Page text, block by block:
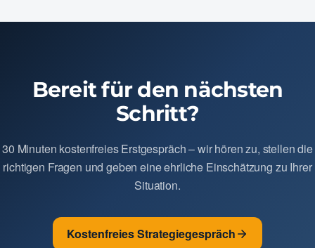
Bereit für den nächsten
Schritt?
30 Minuten kostenfreies Erstgespräch – wir hören zu, stellen die
richtigen Fragen und geben eine ehrliche Einschätzung zu Ihrer
Situation.
Kostenfreies Strategiegespräch